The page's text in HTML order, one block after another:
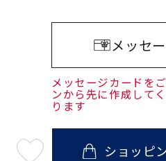
メッセ
メッセージカードを
ンから先に作成して
ります
ショッピ